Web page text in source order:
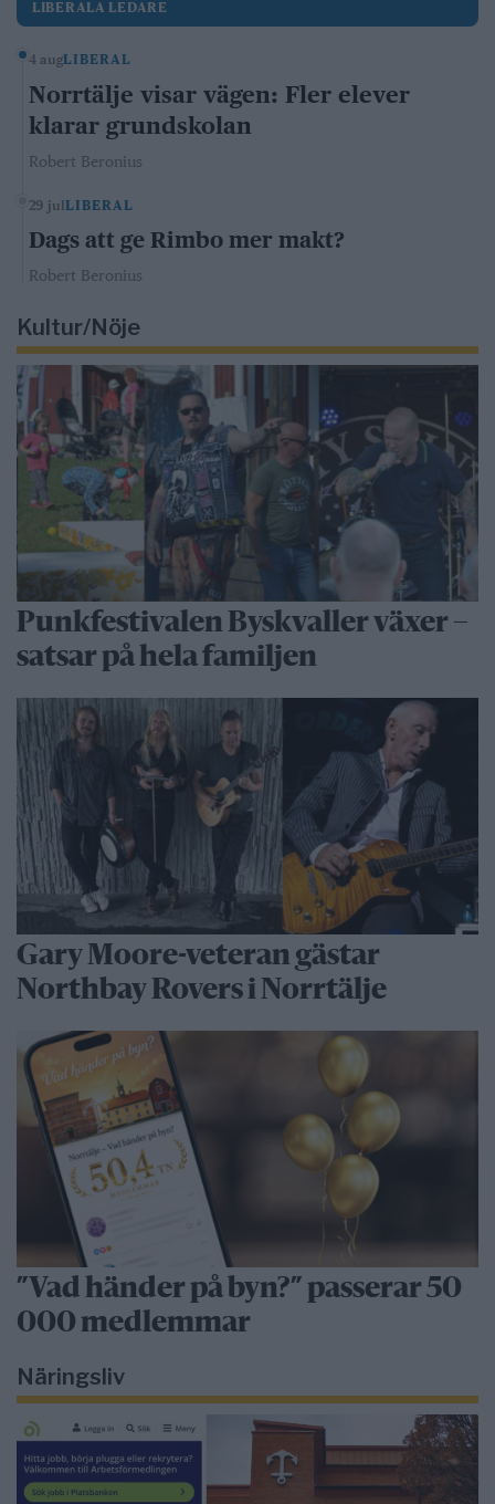
LIBERALA LEDARE
4 augLIBERAL
Norrtälje visar vägen: Fler elever
klarar grundskolan
Robert Beronius
29 julLIBERAL
Dags att ge Rimbo mer makt?
Robert Beronius
Kultur/Nöje
Punkfestivalen Byskvaller växer –
satsar på hela familjen
Gary Moore-veteran gästar
Northbay Rovers i Norrtälje
”Vad händer på byn?” passerar 50
000 medlemmar
Näringsliv